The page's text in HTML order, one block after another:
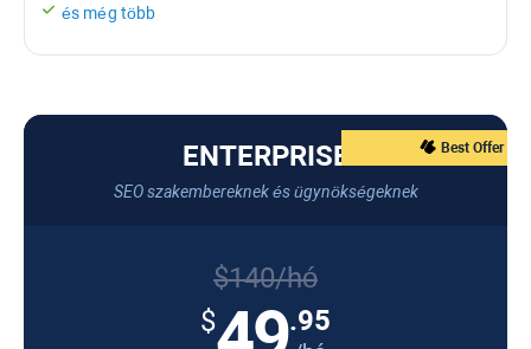
és még több
Best Offer
ENTERPRISE
SEO szakembereknek és ügynökségeknek
$140/hó
$
.95